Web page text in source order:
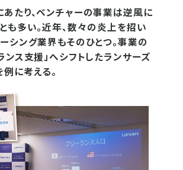
たり、ベンチャーの事業は逆風に
も多い。近年、数々の炎上を招い
シング業界もそのひとつ。事業の
ンス支援」へシフトしたランサーズ
に考える。